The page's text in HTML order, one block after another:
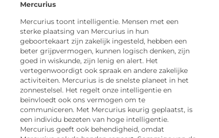
Mercurius
Mercurius toont intelligentie. Mensen met een
sterke plaatsing van Mercurius in hun
geboortekaart zijn zakelijk ingesteld, hebben een
beter grijpvermogen, kunnen logisch denken, zijn
goed in wiskunde, zijn lenig en alert. Het
vertegenwoordigt ook spraak en andere zakelijke
activiteiten. Mercurius is de snelste planeet in het
zonnestelsel. Het regelt onze intelligentie en
beïnvloedt ook ons ​​vermogen om te
communiceren. Met Mercurius keurig geplaatst, is
een individu bezeten van hoge intelligentie.
Mercurius geeft ook behendigheid, omdat